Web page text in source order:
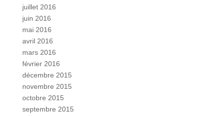
juillet 2016
juin 2016
mai 2016
avril 2016
mars 2016
février 2016
décembre 2015
novembre 2015
octobre 2015
septembre 2015